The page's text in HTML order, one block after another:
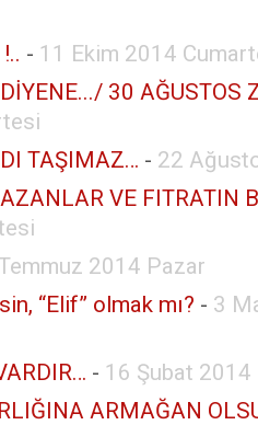
- 11 Ekim 2014
30 AĞUSTOS
TAŞIMAZ… - 22
VE FITRATIN
2014 Pazar
“Elif” olmak mı? - 3
- 16 Şubat 2014
ARMAĞAN